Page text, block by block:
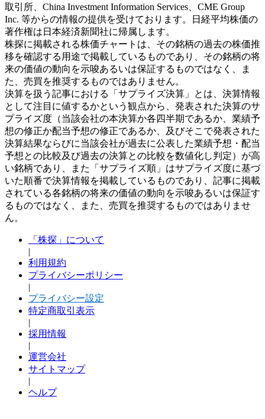
取引所、China Investment Information Services、CME Group
Inc. 等からの情報の提供を受けております。日経平均株価の
著作権は日本経済新聞社に帰属します。
株探に掲載される株価チャートは、その銘柄の過去の株価推
移を確認する用途で掲載しているものであり、その銘柄の将
来の価値の動向を示唆あるいは保証するものではなく、ま
た、売買を推奨するものではありません。
決算を扱う記事における「サプライズ決算」とは、決算情報
として注目に値するかという観点から、発表された決算のサ
プライズ度（当該会社の本決算か各四半期であるか、業績予
想の修正か配当予想の修正であるか、及びそこで発表された
決算結果ならびに当該会社が過去に公表した業績予想・配当
予想との比較及び過去の決算との比較を数値化し判定）が高
い銘柄であり、また「サプライズ順」はサプライズ度に基づ
いた順番で決算情報を掲載しているものであり、記事に掲載
されている各銘柄の将来の価値の動向を示唆あるいは保証す
るものではなく、また、売買を推奨するものではありませ
ん。
「株探」について
|
利用規約
プライバシーポリシー
|
プライバシー設定
特定商取引表示
|
採用情報
|
運営会社
サイトマップ
|
ヘルプ